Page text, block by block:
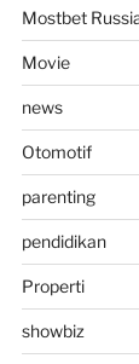
Mostbet
Movie
news
Otomotif
parenting
pendidikan
Properti
showbiz